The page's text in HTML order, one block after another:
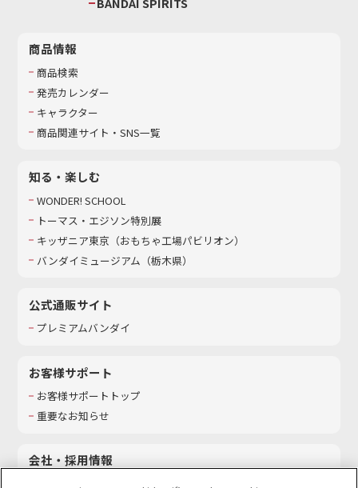
商品情報
商品検索
発売カレンダー
キャラクター
商品関連サイト・SNS一覧
知る・楽しむ
WONDER! SCHOOL
トーマス・エジソン特別展
キッザニア東京（おもちゃ工場パビリオン）​
バンダイミュージアム（栃木県）
公式通販サイト
プレミアムバンダイ
お客様サポート
お客様サポートトップ
重要なお知らせ
会社・採用情報